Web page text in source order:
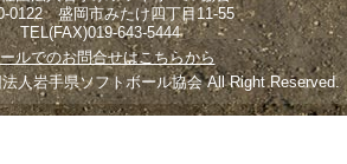
0122 盛岡市みたけ四丁目11-55
TEL(FAX)019-643-5444
ルでのお問合せはこちらから
人岩手県ソフトボール協会 All Right Reserved.